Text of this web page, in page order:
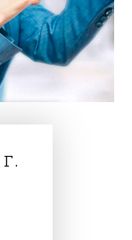
г.